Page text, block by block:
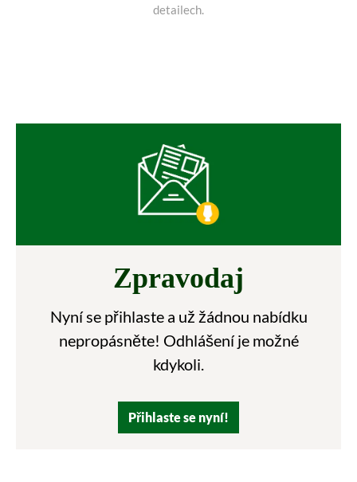
detailech.
Zpravodaj
Nyní se přihlaste a už žádnou nabídku
nepropásněte! Odhlášení je možné
kdykoli.
Přihlaste se nyní!